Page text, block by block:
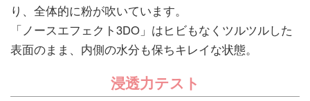
り、全体的に粉が吹いています。
「ノースエフェクト3DO」はヒビもなくツルツルした
表面のまま、内側の水分も保ちキレイな状態。
浸透力テスト